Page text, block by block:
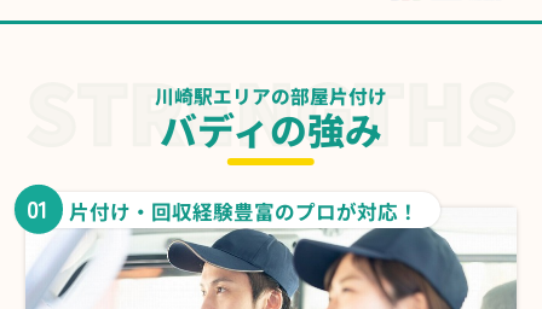
川崎駅エリアの部屋片付け
バディの強み
01 片付け・回収経験豊富のプロが対応！